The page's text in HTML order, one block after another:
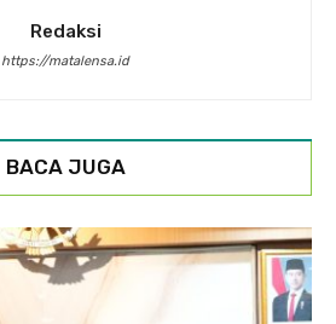
Redaksi
https://matalensa.id
BACA JUGA